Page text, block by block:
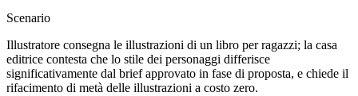
Scenario
Illustratore consegna le illustrazioni di un libro per ragazzi; la casa
editrice contesta che lo stile dei personaggi differisce
significativamente dal brief approvato in fase di proposta, e chiede il
rifacimento di metà delle illustrazioni a costo zero.